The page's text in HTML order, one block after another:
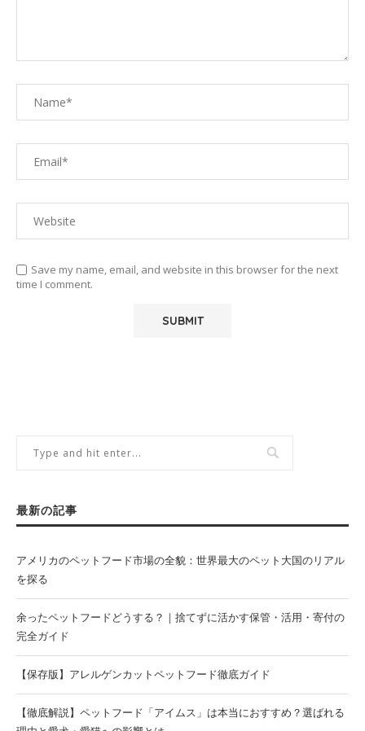
Save my name, email, and website in this browser for the next
time I comment.
最新の記事
アメリカのペットフード市場の全貌：世界最大のペット大国のリアル
を探る
余ったペットフードどうする？｜捨てずに活かす保管・活用・寄付の
完全ガイド
【保存版】アレルゲンカットペットフード徹底ガイド
【徹底解説】ペットフード「アイムス」は本当におすすめ？選ばれる